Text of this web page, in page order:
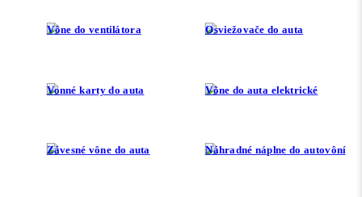
Vône do ventilátora Osviežovače do auta
Vonné karty do auta Vône do auta elektrické
Závesné vône do auta Náhradné náplne do autovôní